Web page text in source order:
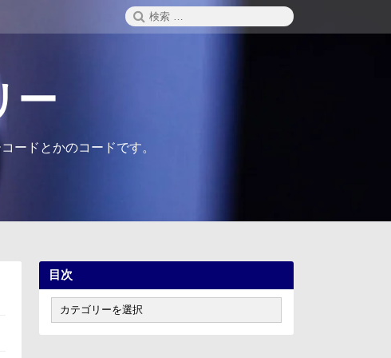
検
索:
ー
ードとかのコードです。
目次
次